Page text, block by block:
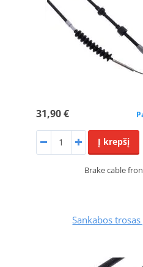
31,90 €
Į krepšį
Brake cable
Sankabos trosas